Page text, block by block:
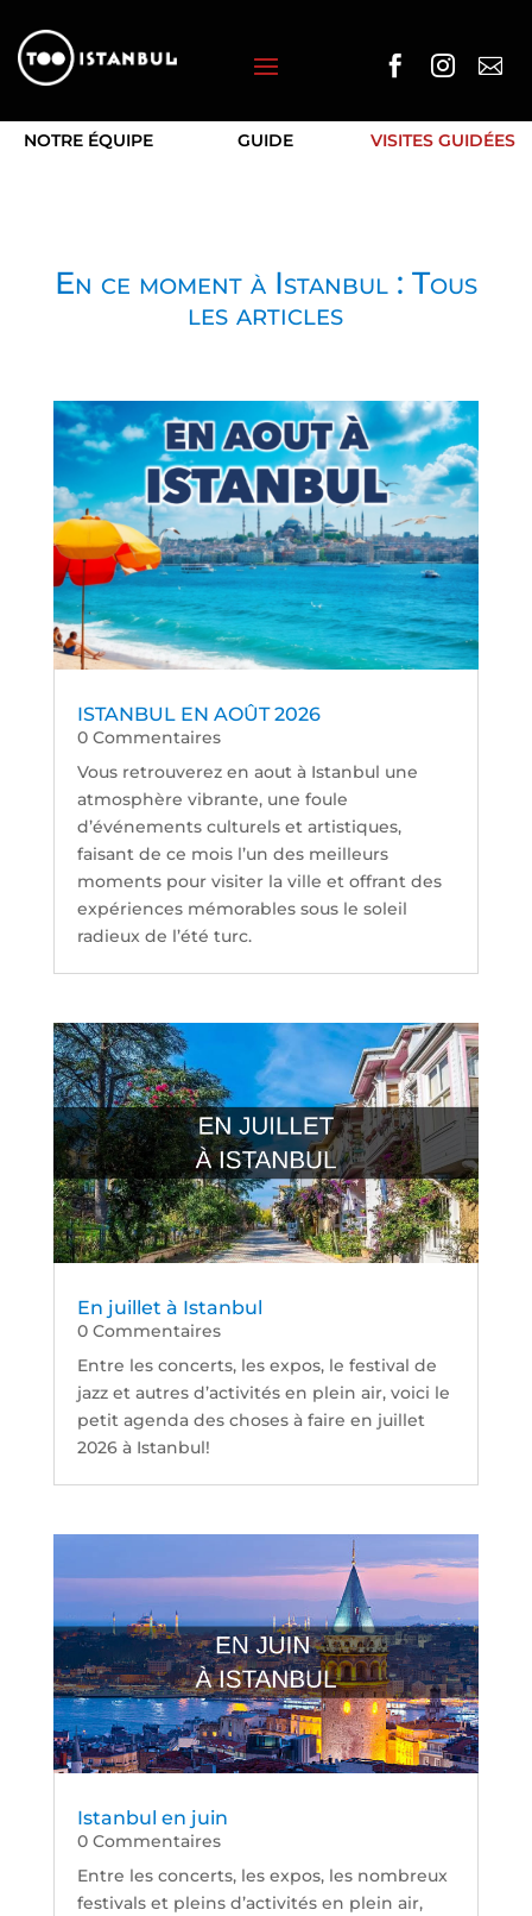
  
NOTRE ÉQUIPE GUIDE VISITES GUIDÉES
En ce moment à Istanbul : Tous
les articles
ISTANBUL EN AOÛT 2026
0 Commentaires
Vous retrouverez en aout à Istanbul une
atmosphère vibrante, une foule
d’événements culturels et artistiques,
faisant de ce mois l’un des meilleurs
moments pour visiter la ville et offrant des
expériences mémorables sous le soleil
radieux de l’été turc.
En juillet à Istanbul
0 Commentaires
Entre les concerts, les expos, le festival de
jazz et autres d’activités en plein air, voici le
petit agenda des choses à faire en juillet
2026 à Istanbul!
Istanbul en juin
0 Commentaires
Entre les concerts, les expos, les nombreux
festivals et pleins d’activités en plein air,